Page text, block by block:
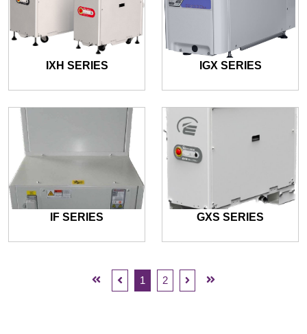
IXH SERIES IGX SERIES
IF SERIES GXS SERIES
1 2